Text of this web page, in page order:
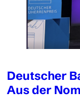
Deutscher
Aus der